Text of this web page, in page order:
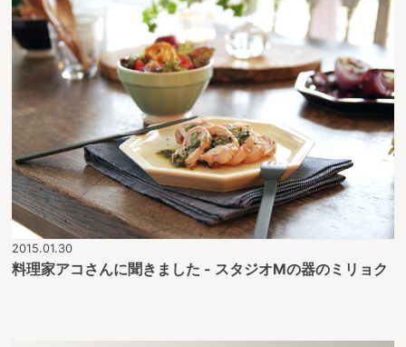
2015.01.30
料理家アコさんに聞きました - スタジオMの器のミリョク